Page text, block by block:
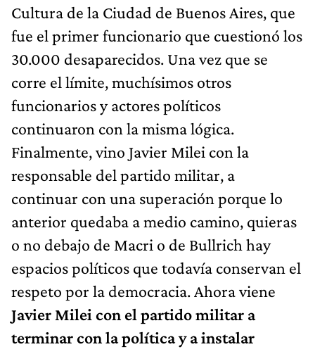
Cultura de la Ciudad de Buenos Aires, que
fue el primer funcionario que cuestionó los
30.000 desaparecidos. Una vez que se
corre el límite, muchísimos otros
funcionarios y actores políticos
continuaron con la misma lógica.
Finalmente, vino Javier Milei con la
responsable del partido militar, a
continuar con una superación porque lo
anterior quedaba a medio camino, quieras
o no debajo de Macri o de Bullrich hay
espacios políticos que todavía conservan el
respeto por la democracia. Ahora viene
Javier Milei con el partido militar a
terminar con la política y a instalar